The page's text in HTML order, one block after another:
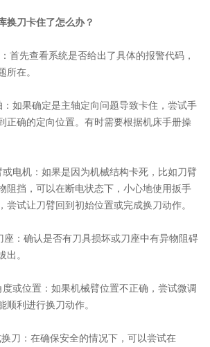
刀卡住了怎么办？
先查看系统是否给出了具体的报警代码，
在。
果确定是主轴定向问题导致卡住，尝试手
正确的定向位置。有时需要根据机床手册操
机：如果是因为机械结构卡死，比如刀臂
阻挡，可以在断电状态下，小心地使用扳手
尝试让刀臂回到初始位置或完成换刀动作。
确认是否有刀具损坏或刀座中有异物阻碍
。
位置：如果机械臂位置不正确，尝试微调
利进行换刀动作。
：在确保安全的情况下，可以尝试在